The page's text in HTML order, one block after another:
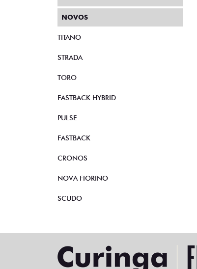
NOVOS
TITANO
STRADA
TORO
FASTBACK HYBRID
PULSE
FASTBACK
CRONOS
NOVA FIORINO
SCUDO